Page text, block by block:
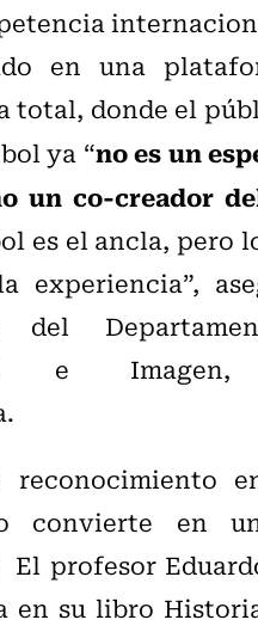
en una
total, donde el
ya “no es un
un co-creador
es el ancla, pero
experiencia”,
del
e
reconocimiento
convierte en
profesor
en su libro